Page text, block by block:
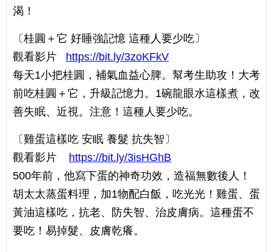
渴！
〔桂圓＋它 好睡強記憶 這種人要少吃〕
觀看影片 https://bit.ly/3zoKFkV
每天1小把桂圓，補氣血益心脾。幫考生助攻！大考
前吃桂圓＋它，升級記憶力。1碗龍眼水這樣煮，改
善失眠、近視。注意！這種人要少吃。
〔雞蛋這樣吃 安眠 養髮 抗失智〕
觀看影片 https://bit.ly/3isHGhB
500年前，他寫下蛋的神奇功效，造福無數後人！
胡太太蒸蛋料理，加1物配白飯，吃光光！雞蛋、蛋
黃油這樣吃，抗老、防失智、治皮膚病。這種蛋不
要吃！易掉髮、皮膚乾癢。